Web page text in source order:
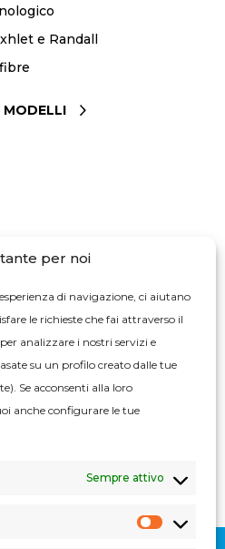
per noi
di navigazione, ci aiutano
le richieste che fai attraverso il
analizzare i nostri servizi e
su un profilo creato dalle tue
Se acconsenti alla loro
anche configurare le tue
Sempre attivo
Cookie
e Randall